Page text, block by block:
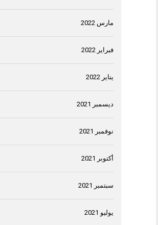
مارس 2022
فبراير 2022
يناير 2022
ديسمبر 2021
نوفمبر 2021
أكتوبر 2021
سبتمبر 2021
يوليو 2021